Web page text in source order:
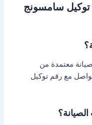
توكيل سامسونج
معتمدة من
مع رقم توكيل